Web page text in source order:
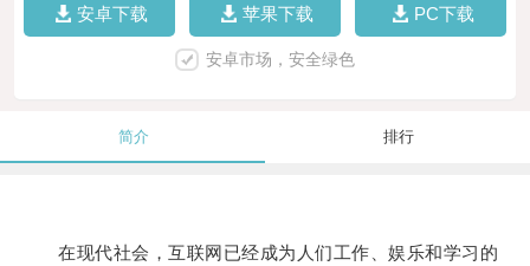
安卓下载 苹果下载 PC下载
安卓市场，安全绿色
简介 排行
在现代社会，互联网已经成为人们工作、娱乐和学习的